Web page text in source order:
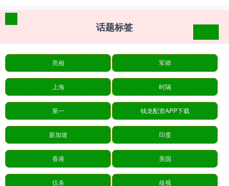
话题标签
亮相 军师
上海 时隔
第一 钱龙配资APP下载
新加坡 印度
香港 美国
仅杀 歧视